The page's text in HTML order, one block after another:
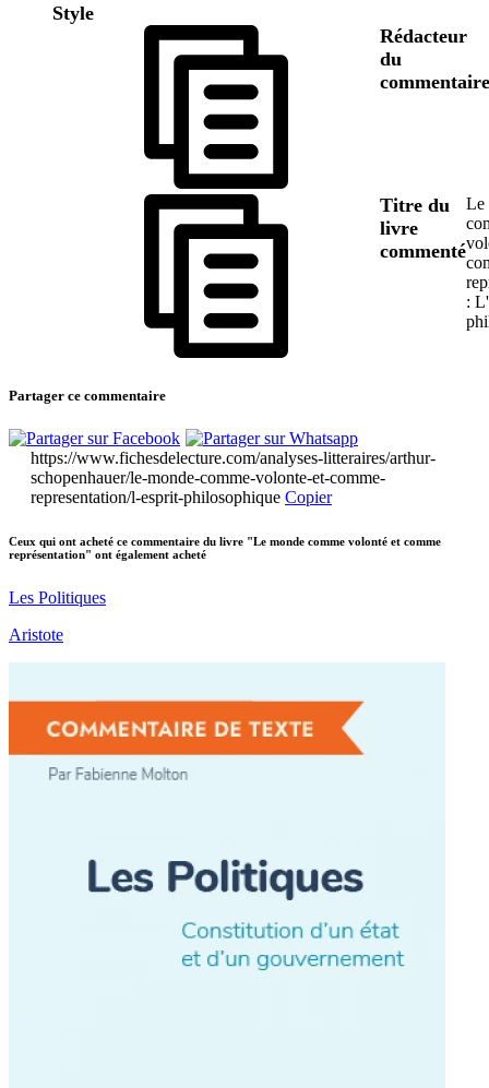
Style
Rédacteur
du
commentaire
Titre du
livre
commenté
Le
:
Partager ce commentaire
https://www.fichesdelecture.com/analyses-litteraires/arthur-
schopenhauer/le-monde-comme-volonte-et-comme-
representation/l-esprit-philosophique Copier
Ceux qui ont acheté ce commentaire du livre "Le monde comme volonté et comme
représentation" ont également acheté
Les Politiques
Aristote